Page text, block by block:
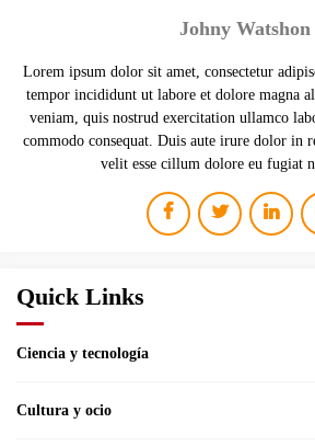
Johny Watshon
Lorem ipsum dolor sit amet, consectetur
tempor incididunt ut labore et dolore magna
veniam, quis nostrud exercitation ullamco
commodo consequat. Duis aute irure dolor in
velit esse cillum dolore eu fugiat
Quick Links
Ciencia y tecnología
Cultura y ocio